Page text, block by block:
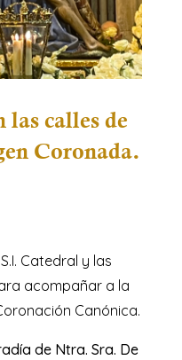
las calles de
Coronada.
Catedral y las
acompañar a la
Canónica.
de Ntra. Sra. De